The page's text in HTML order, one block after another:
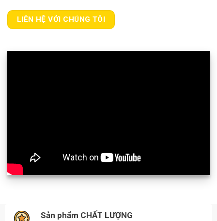
LIÊN HỆ VỚI CHÚNG TÔI
Sản phẩm CHẤT LƯỢNG